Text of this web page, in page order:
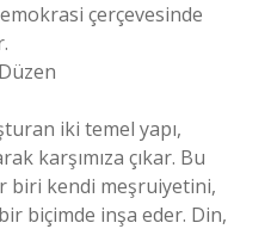
çerçevesinde
iki temel yapı,
karşımıza çıkar. Bu
biri kendi meşruiyetini,
biçimde inşa eder. Din,